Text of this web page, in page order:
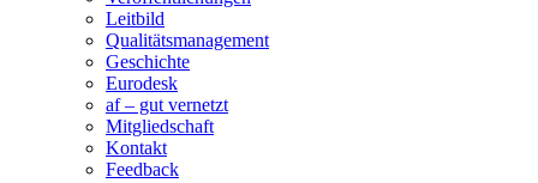
Leitbild
Qualitätsmanagement
Geschichte
Eurodesk
af – gut vernetzt
Mitgliedschaft
Kontakt
Feedback